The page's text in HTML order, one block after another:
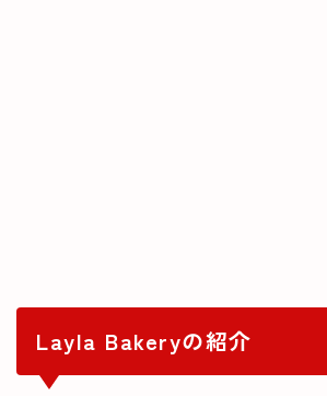
Layla Bakeryの紹介